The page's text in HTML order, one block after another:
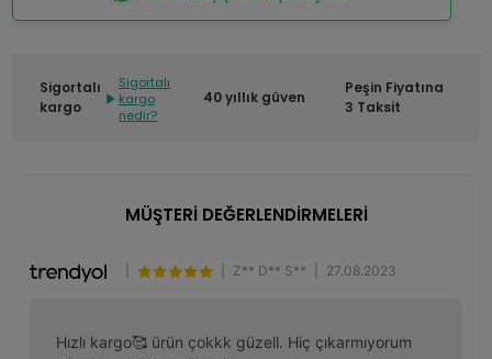
Sigortalı
kargo
Sigortalı
kargo
nedir?
40 yıllık güven
Peşin Fiyatına
3 Taksit
MÜŞTERİ DEĞERLENDİRMELERİ
Z** D** S** 27.08.2023
Hızlı kargo🥰 ürün çokkk güzell. Hiç çıkarmıyorum